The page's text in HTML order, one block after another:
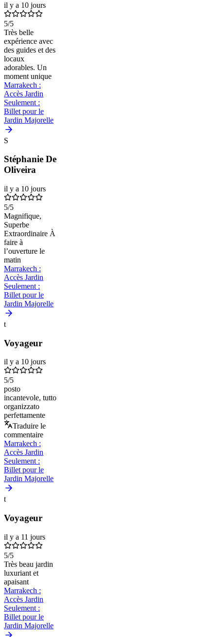
il y a 10 jours
5/5
Très belle
expérience avec
des guides et des
locaux
adorables. Un
moment unique
Marrakech :
Accès Jardin
Seulement :
Billet pour le
Jardin Majorelle
S
Stéphanie De
Oliveira
il y a 10 jours
5/5
Magnifique,
Superbe
Extraordinaire À
faire à
l’ouverture le
matin
Marrakech :
Accès Jardin
Seulement :
Billet pour le
Jardin Majorelle
t
Voyageur
il y a 10 jours
5/5
posto
incantevole, tutto
organizzato
perfettamente
Traduire le
commentaire
Marrakech :
Accès Jardin
Seulement :
Billet pour le
Jardin Majorelle
t
Voyageur
il y a 11 jours
5/5
Très beau jardin
luxuriant et
apaisant
Marrakech :
Accès Jardin
Seulement :
Billet pour le
Jardin Majorelle